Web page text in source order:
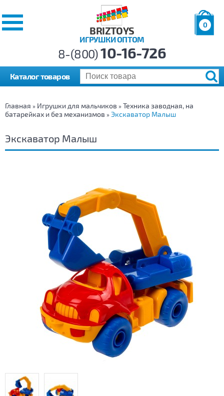
BRIZTOYS
ИГРУШКИ ОПТОМ
0
р.
8-(800)10-16-726
Каталог товаров
Главная » Игрушки для мальчиков » Техника заводная, на
батарейках и без механизмов » Экскаватор Малыш
Экскаватор Малыш